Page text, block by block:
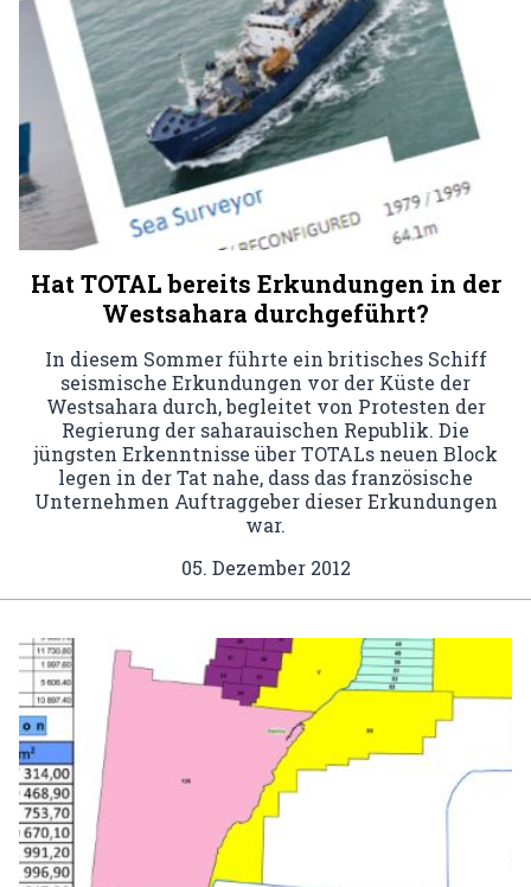
Hat TOTAL bereits Erkundungen in der
Westsahara durchgeführt?
In diesem Sommer führte ein britisches Schiff
seismische Erkundungen vor der Küste der
Westsahara durch, begleitet von Protesten der
Regierung der saharauischen Republik. Die
jüngsten Erkenntnisse über TOTALs neuen Block
legen in der Tat nahe, dass das französische
Unternehmen Auftraggeber dieser Erkundungen
war.
05. Dezember 2012